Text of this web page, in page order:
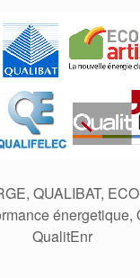
QUALIBAT,
énergetique,
QualitEnr